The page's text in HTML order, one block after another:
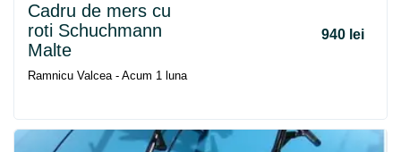
Cadru de mers cu
roti Schuchmann
Malte
940 lei
Ramnicu Valcea - Acum 1 luna